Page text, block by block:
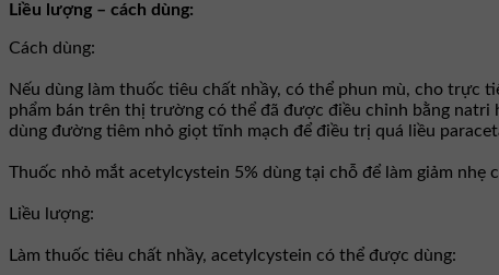
Liều lượng – cách dùng:
Cách dùng:
Nếu dùng làm thuốc tiêu chất nhầy, có thể phun mù, cho trực
phẩm bán trên thị trường có thể đã được điều chỉnh bằng natri
dùng đường tiêm nhỏ giọt tĩnh mạch để điều trị quá liều
Thuốc nhỏ mắt acetylcystein 5% dùng tại chỗ để làm giảm
Liều lượng:
Làm thuốc tiêu chất nhầy, acetylcystein có thể được dùng: